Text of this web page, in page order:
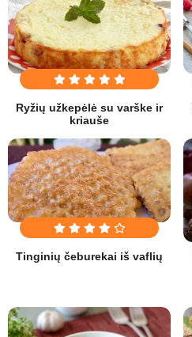
Ryžių užkepėlė su varške ir
kriauše
Tinginių čeburekai iš vaflių